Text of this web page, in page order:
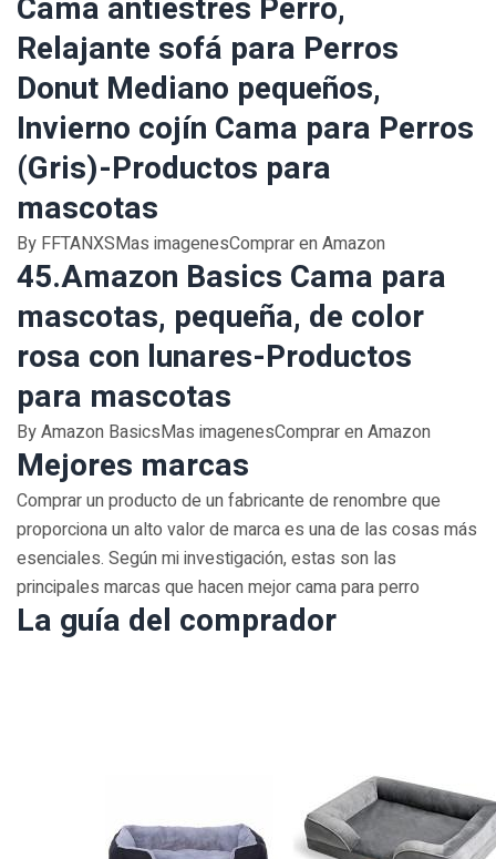
Cama antiestres Perro,
Relajante sofá para Perros
Donut Mediano pequeños,
Invierno cojín Cama para Perros
(Gris)-Productos para
mascotas
By FFTANXSMas imagenesComprar en Amazon
45.Amazon Basics Cama para
mascotas, pequeña, de color
rosa con lunares-Productos
para mascotas
By Amazon BasicsMas imagenesComprar en Amazon
Mejores marcas
Comprar un producto de un fabricante de renombre que
proporciona un alto valor de marca es una de las cosas más
esenciales. Según mi investigación, estas son las
principales marcas que hacen mejor cama para perro
La guía del comprador